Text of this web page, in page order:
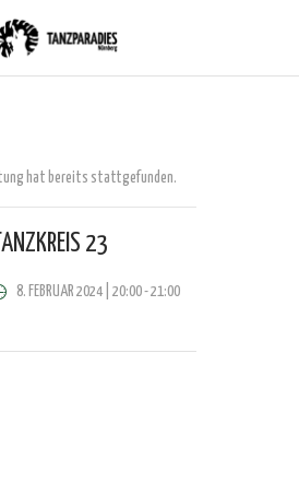
hat bereits stattgefunden.
TANZKREIS 23
8. FEBRUAR 2024 | 20:00-21:00